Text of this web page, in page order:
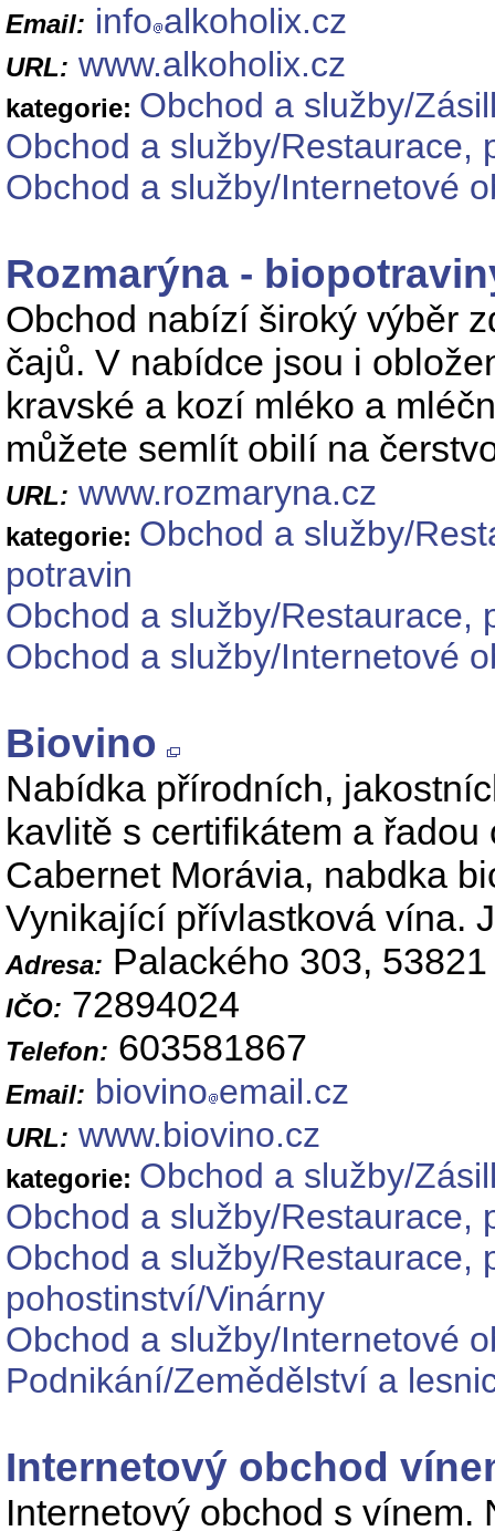
Email: info alkoholix.cz
URL: www.alkoholix.cz
kategorie: Obchod a služby/
Obchod a služby/Restaurace,
Obchod a služby/Internetové
Rozmarýna -
Obchod nabízí široký výběr
čajů. V nabídce jsou i
kravské a kozí mléko a
můžete semlít obilí na
URL: www.rozmaryna.cz
kategorie: Obchod a služby/
potravin
Obchod a služby/Restaurace,
Obchod a služby/Internetové
Biovino
Nabídka přírodních,
kavlitě s certifikátem a
Cabernet Morávia, nabdka
Vynikající přívlastková vína.
Adresa: Palackého 303,
IČO: 72894024
Telefon: 603581867
Email: biovino email.cz
URL: www.biovino.cz
kategorie: Obchod a služby/
Obchod a služby/Restaurace,
Obchod a služby/Restaurace,
pohostinství/Vinárny
Obchod a služby/Internetové
Podnikání/Zemědělství a
Internetový obchod
Internetový obchod s